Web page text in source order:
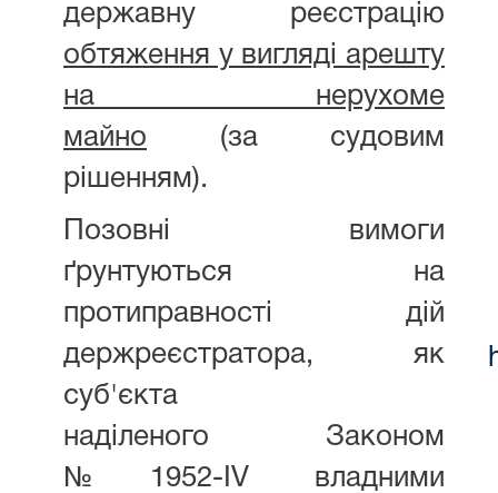
державну реєстрацію
обтяження у вигляді арешту
на нерухоме
майно (за судовим
рішенням).
Позовні вимоги
ґрунтуються на
протиправності дій
держреєстратора, як
суб'єкта
наділеного Законом
№1952-IV владними